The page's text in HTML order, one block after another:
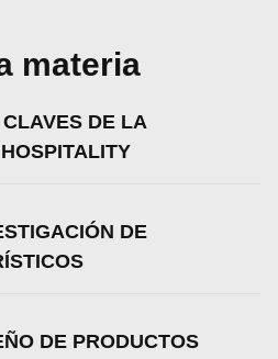
materia
DE LA
DE
DE PRODUCTOS